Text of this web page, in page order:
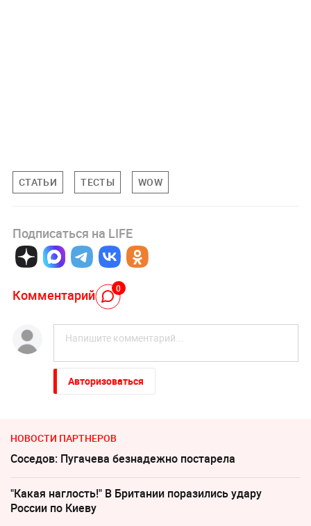
СТАТЬИ ТЕСТЫ WOW
Подписаться на LIFE
Комментарий 0
Авторизоваться
НОВОСТИ ПАРТНЕРОВ
Соседов: Пугачева безнадежно постарела
"Какая наглость!" В Британии поразились удару
России по Киеву